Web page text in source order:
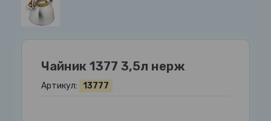
Чайник 1377 3,5л нерж
Артикул: 13777